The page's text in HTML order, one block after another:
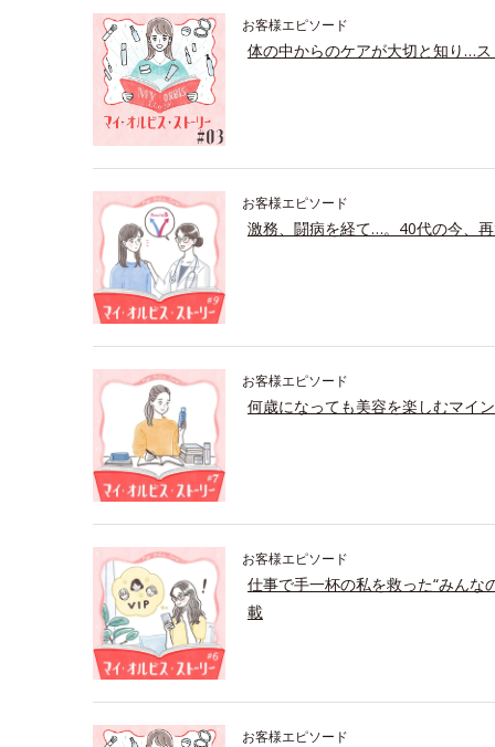
お客様エピソード
体の中からのケアが大切と知り…
お客様エピソード
激務、闘病を経て…。40代の今、
お客様エピソード
何歳になっても美容を楽しむマイ
お客様エピソード
仕事で手一杯の私を救った“みんな
載
お客様エピソード